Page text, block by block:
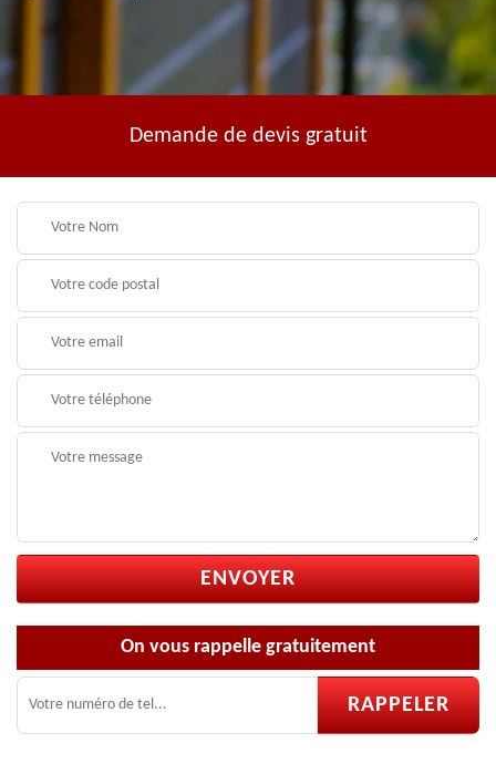
Demande de devis gratuit
On vous rappelle gratuitement